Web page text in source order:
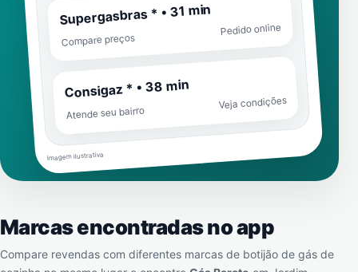
Supergasbras * • 31 min
Compare preços
Pedido online
Consigaz * • 38 min
Atende seu bairro
Veja condições
Imagem ilustrativa
Marcas encontradas no app
Compare revendas com diferentes marcas de botijão de gás de